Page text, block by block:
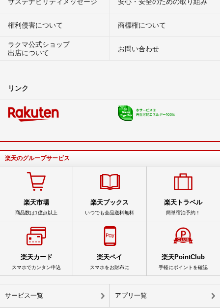
権利侵害について
商標権について
ラクマ公式ショップ
出店について
お問い合わせ
リンク
楽天のグループサービス
楽天市場
商品数は1億点以上
楽天ブックス
いつでも全品送料無料
楽天トラベル
簡単宿泊予約！
楽天カード
スマホでカンタン申込
楽天ペイ
スマホをお財布に
楽天PointClub
手軽にポイントを確認
サービス一覧 アプリ一覧